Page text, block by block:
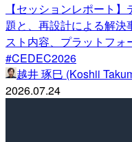
【セッションレポート
題と、再設計による解決
スト内容、プラットフォ
#CEDEC2026
越井 琢巳 (Koshii
2026.07.24